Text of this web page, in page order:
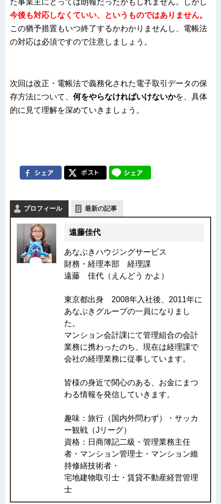
た事業主にとっては朗報だったかもしれません。しかし
今後も対応しなくていい、というものではありません。
この猶予措置もいつ終了するかわかりませんし、電帳法
の対応は必須ですので注意しましょう。
次回は改正・電帳法で義務化された電子取引データの保
存方法について、 何をやらなければいけないかを、具体
的に見て理解を深めていきましょう。
プロフィール 最新の記事
遠藤佳代
あなぶきハウジングサービス
財務・経理本部 経理課
遠藤 佳代（えんどう かよ）
東京都出身 2008年入社後、2011年に
あなぶきグループの一員になりまし
た。
マンション会計課にて管理組合の会計
業務に携わったのち、現在は経理課で
会社の経理業務に従事しています。
皆様の身近で関心のある、お金にまつ
わる情報を発信していきます。
趣味：旅行（国内外問わず）・サッカ
ー観戦（Jリーグ）
資格：日商簿記二級・管理業務主任
者・マンション管理士・マンション維
持修繕技術者・
宅地建物取引士・賃貸不動産経営管理
士